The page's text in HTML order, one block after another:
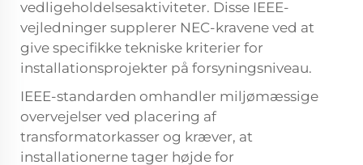
vedligeholdelsesaktiviteter. Disse IEEE-
vejledninger supplerer NEC-kravene ved at
give specifikke tekniske kriterier for
installationsprojekter på forsyningsniveau.
IEEE-standarden omhandler miljømæssige
overvejelser ved placering af
transformatorkasser og kræver, at
installationerne tager højde for